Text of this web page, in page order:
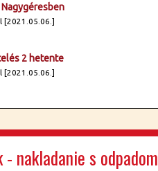
[2021.05.06.]
2 hetente
[2021.05.06.]
- nakladanie s odpadom